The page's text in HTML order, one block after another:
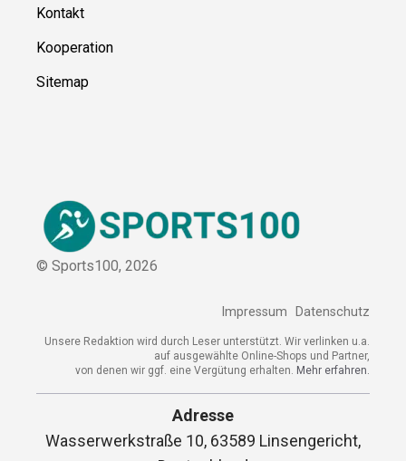
Kontakt
Kooperation
Sitemap
© Sports100, 2026
Impressum Datenschutz
Unsere Redaktion wird durch Leser unterstützt. Wir verlinken u.a.
auf ausgewählte Online-Shops und Partner,
von denen wir ggf. eine Vergütung erhalten. Mehr erfahren.
Adresse
Wasserwerkstraße 10, 63589 Linsengericht,